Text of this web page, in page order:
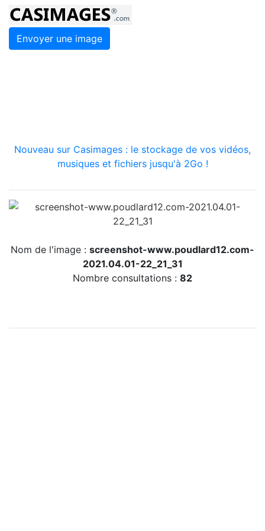
Envoyer une image
Nouveau sur Casimages : le stockage de vos vidéos,
musiques et fichiers jusqu'à 2Go !
Nom de l'image : screenshot-www.poudlard12.com-
2021.04.01-22_21_31
Nombre consultations : 82